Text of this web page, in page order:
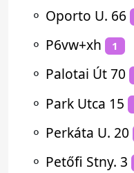
⚬ Oporto U. 66
⚬ P6vw+xh 1
⚬ Palotai Út 70
⚬ Park Utca 15
⚬ Perkáta U. 20
⚬ Petőfi Stny. 3